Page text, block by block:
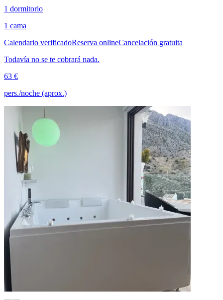
1 dormitorio
1 cama
Calendario verificadoReserva onlineCancelación gratuita
Todavía no se te cobrará nada.
63 €
pers./noche (aprox.)